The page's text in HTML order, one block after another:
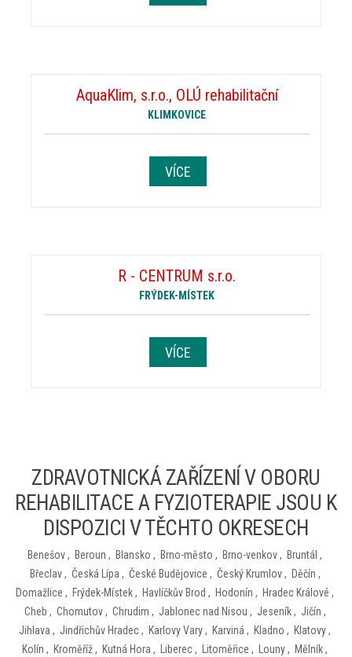
AquaKlim, s.r.o., OLÚ rehabilitační
KLIMKOVICE
VÍCE
R - CENTRUM s.r.o.
FRÝDEK-MÍSTEK
VÍCE
ZDRAVOTNICKÁ ZAŘÍZENÍ V OBORU
REHABILITACE A FYZIOTERAPIE JSOU K
DISPOZICI V TĚCHTO OKRESECH
Benešov, Beroun , Blansko , Brno-město , Brno-venkov, Bruntál ,
Břeclav, Česká Lípa , České Budějovice , Český Krumlov, Děčín ,
Domažlice , Frýdek-Místek, Havlíčkův Brod , Hodonín , Hradec Králové ,
Cheb , Chomutov, Chrudim , Jablonec nad Nisou , Jeseník, Jičín ,
Jihlava , Jindřichův Hradec, Karlovy Vary, Karviná , Kladno , Klatovy,
Kolín , Kroměříž, Kutná Hora , Liberec, Litoměřice , Louny, Mělník,